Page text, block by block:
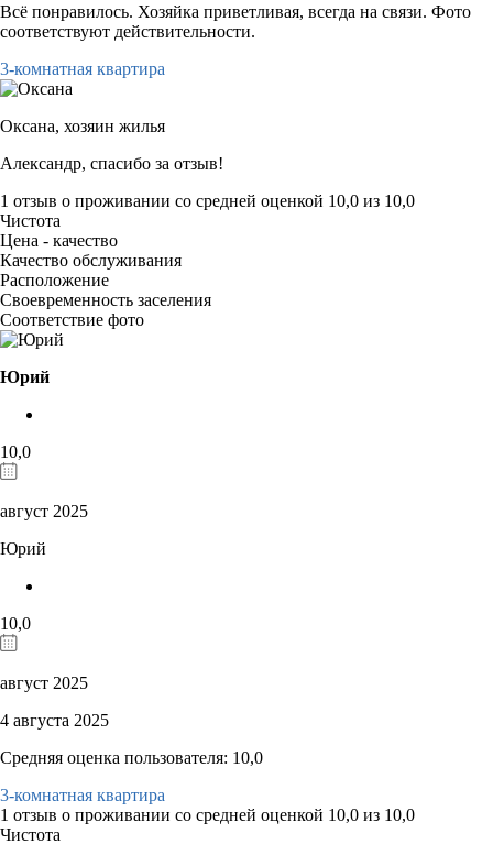
Всё понравилось. Хозяйка приветливая, всегда на связи. Фото
соответствуют действительности.
3-комнатная квартира
Оксана, хозяин жилья
Александр, спасибо за отзыв!
1 отзыв о проживании со средней оценкой 10,0 из 10,0
Чистота
Цена - качество
Качество обслуживания
Расположение
Своевременность заселения
Соответствие фото
Юрий
10,0
август 2025
Юрий
10,0
август 2025
4 августа 2025
Средняя оценка пользователя: 10,0
3-комнатная квартира
1 отзыв о проживании со средней оценкой 10,0 из 10,0
Чистота